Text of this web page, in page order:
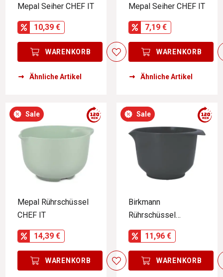
Mepal Seiher CHEF IT
10,39 €
WARENKORB
Ähnliche Artikel
Mepal Seiher CHEF IT
7,19 €
WARENKORB
Ähnliche Artikel
Sale
Mepal Rührschüssel
CHEF IT
14,39 €
WARENKORB
Sale
Birkmann
Rührschüssel
COLOUR BOWLS
11,96 €
WARENKORB